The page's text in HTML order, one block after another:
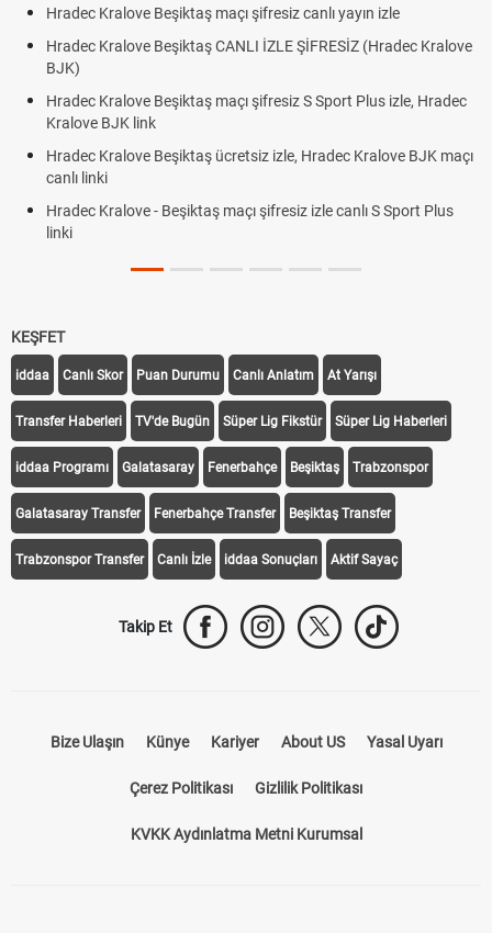
Hradec Kralove Beşiktaş maçı şifresiz canlı yayın izle
Hradec Kralove Beşiktaş CANLI İZLE ŞİFRESİZ (Hradec Kralove
BJK)
Hradec Kralove Beşiktaş maçı şifresiz S Sport Plus izle, Hradec
Kralove BJK link
Hradec Kralove Beşiktaş ücretsiz izle, Hradec Kralove BJK maçı
canlı linki
Hradec Kralove - Beşiktaş maçı şifresiz izle canlı S Sport Plus
linki
KEŞFET
iddaa Canlı Skor Puan Durumu Canlı Anlatım At Yarışı
Transfer Haberleri TV'de Bugün Süper Lig Fikstür Süper Lig Haberleri
iddaa Programı Galatasaray Fenerbahçe Beşiktaş Trabzonspor
Galatasaray Transfer Fenerbahçe Transfer Beşiktaş Transfer
Trabzonspor Transfer Canlı İzle iddaa Sonuçları Aktif Sayaç
Takip Et
Bize Ulaşın Künye Kariyer About US Yasal Uyarı
Çerez Politikası Gizlilik Politikası
KVKK Aydınlatma Metni Kurumsal